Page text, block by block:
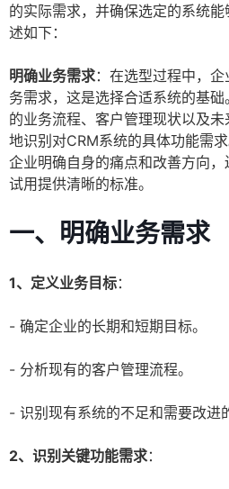
的实际需求，并确保选定的系统
述如下：
明确业务需求：在选型过程中，
务需求，这是选择合适系统的基
的业务流程、客户管理现状以及
地识别对CRM系统的具体功能需
企业明确自身的痛点和改善方向
试用提供清晰的标准。
一、明确业务需求
1、定义业务目标：
- 确定企业的长期和短期目标。
- 分析现有的客户管理流程。
- 识别现有系统的不足和需要改进
2、识别关键功能需求：